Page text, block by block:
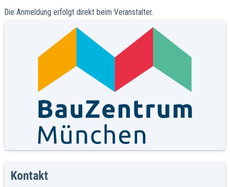
Die Anmeldung erfolgt direkt beim Veranstalter.
Kontakt